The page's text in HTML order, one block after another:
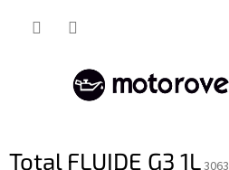
Total FLUIDE G3 1L